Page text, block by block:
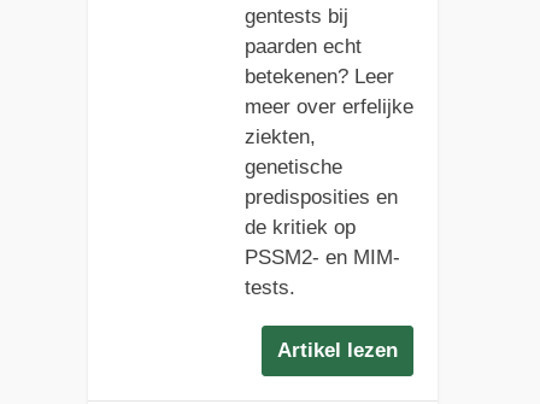
gentests bij
paarden echt
betekenen? Leer
meer over erfelijke
ziekten,
genetische
predisposities en
de kritiek op
PSSM2- en MIM-
tests.
Artikel lezen